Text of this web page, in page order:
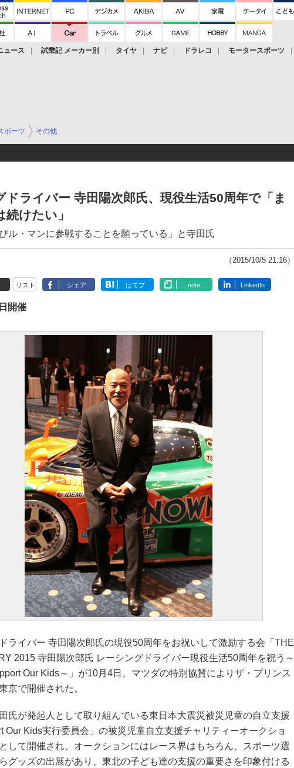
ュース 試乗記 メーカー別 タイヤ ナビ ドラレコ モータースポーツ
ポーツ その他
ドライバー 寺田陽次郎氏、現役生活50周年で「ま
けたい」
ル・マンに参戦することを願っている」と寺田氏
（2015/10/5 21:16）
リスト シェア はてブ note LinkedIn
開催
ライバー 寺田陽次郎氏の現役50周年をお祝いして激励する会「THE
2015 寺田陽次郎氏 レーシングドライバー現役生活50周年を祝う～
Our Kids～」が10月4日、マツダの特別協賛によりザ・プリンス
京で開催された。
氏が発起人として取り組んでいる東日本大震災被災児童の自立支援
Our Kids実行委員会」の被災児童自立支援チャリティーオークショ
して開催され、オークションにはレース界はもちろん、スポーツ選
グッズの出展があり、東北の子ども達の支援の重要さを印象付ける